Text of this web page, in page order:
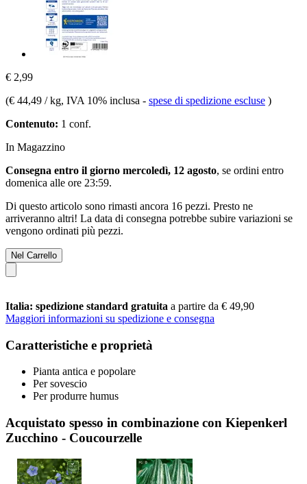
€ 2,99
(€ 44,49 / kg, IVA 10% inclusa - spese di spedizione escluse )
Contenuto: 1 conf.
In Magazzino
Consegna entro il giorno mercoledì, 12 agosto, se ordini entro
domenica alle ore 23:59.
Di questo articolo sono rimasti ancora 16 pezzi. Presto ne
arriveranno altri! La data di consegna potrebbe subire variazioni se
vengono ordinati più pezzi.
Nel Carrello
Italia: spedizione standard gratuita a partire da € 49,90
Maggiori informazioni su spedizione e consegna
Caratteristiche e proprietà
Pianta antica e popolare
Per sovescio
Per produrre humus
Acquistato spesso in combinazione con Kiepenkerl
Zucchino - Coucourzelle